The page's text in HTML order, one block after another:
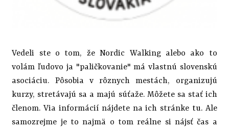
Vedeli ste o tom, že Nordic Walking alebo ako to
volám ľudovo ja "paličkovanie" má vlastnú slovenskú
asociáciu. Pôsobia v rôznych mestách, organizujú
kurzy, stretávajú sa a majú súťaže. Môžete sa stať ich
členom. Via informácií nájdete na ich stránke tu.Ale
samozrejme je to najmä o tom reálne si nájsť čas a